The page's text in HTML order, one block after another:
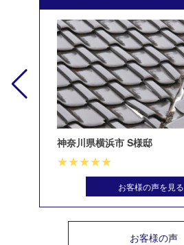
神奈川県横浜市 S様邸
お客様の声を見る
お客様の声